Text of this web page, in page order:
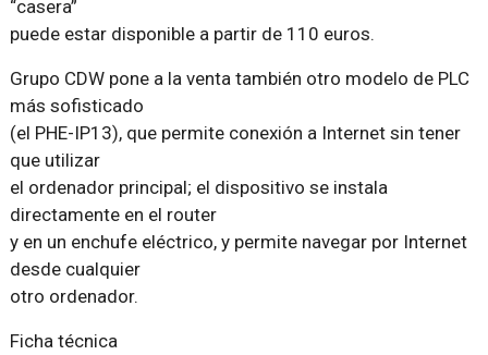
“casera”
puede estar disponible a partir de 110 euros.
Grupo CDW pone a la venta también otro modelo de PLC
más sofisticado
(el PHE-IP13), que permite conexión a Internet sin tener
que utilizar
el ordenador principal; el dispositivo se instala
directamente en el router
y en un enchufe eléctrico, y permite navegar por Internet
desde cualquier
otro ordenador.
Ficha técnica